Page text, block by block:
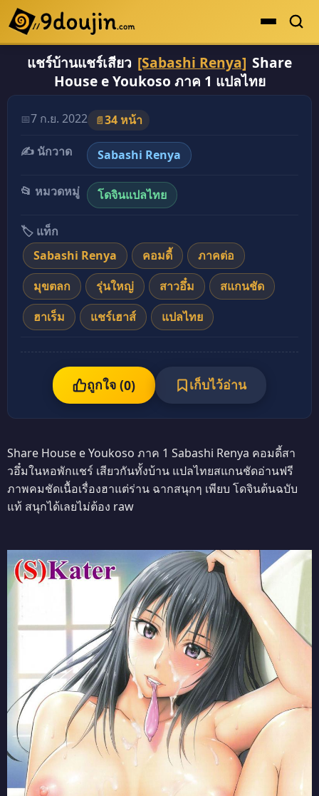
ดูเยอะสุด
คะแนนเยอะสุด
ระดับตำนาน
ยอดนิยม
เรื่องที่เก็บไว้
แชร์บ้านแชร์เสียว [Sabashi Renya] Share
House e Youkoso ภาค 1 แปลไทย
📅7 ก.ย. 2022 📄34 หน้า
✍️ นักวาด
Sabashi Renya
📂 หมวดหมู่ โดจินแปลไทย
🏷️ แท็ก
Sabashi Renya
คอมดี้
ภาคต่อ
มุขตลก
รุ่นใหญ่ สาวอึ๋ม
สแกนชัด
ฮาเร็ม
แชร์เฮาส์ แปลไทย
ถูกใจ (0) เก็บไว้อ่าน
Share House e Youkoso ภาค 1 Sabashi Renya คอมดี้สา
วอึ๋มในหอพักแชร์ เสียวกันทั้งบ้าน แปลไทยสแกนชัดอ่านฟรี
ภาพคมชัดเนื้อเรื่องฮาแต่ร่าน ฉากสนุกๆ เพียบ โดจินต้นฉบับ
แท้ สนุกได้เลยไม่ต้อง raw